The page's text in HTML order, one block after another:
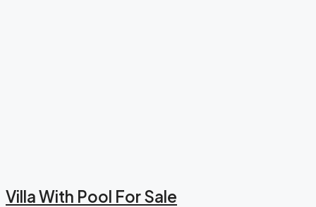
Villa With Pool For Sale